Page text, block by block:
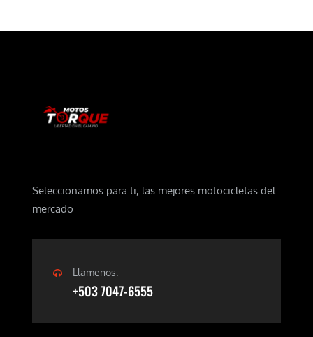
Seleccionamos para ti, las mejores motocicletas del
mercado
Llamenos:
+503 7047-6555